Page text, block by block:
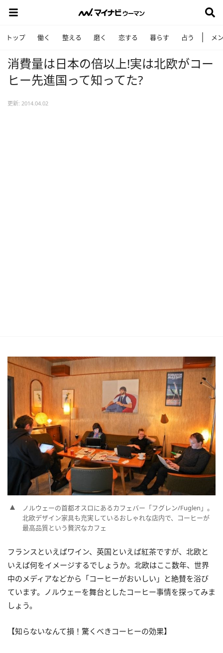
トップ 働く 整える 磨く 恋する 暮らす 占う メ
消費量は日本の倍以上!実は北欧がコー
ヒー先進国って知ってた?
更新: 2014.04.02
ノルウェーの首都オスロにあるカフェバー「フグレン/Fuglen」。
北欧デザイン家具も充実しているおしゃれな店内で、コーヒーが
最高品質という贅沢なカフェ
フランスといえばワイン、英国といえば紅茶ですが、北欧と
いえば何をイメージするでしょうか。北欧はここ数年、世界
中のメディアなどから「コーヒーがおいしい」と絶賛を浴び
ています。ノルウェーを舞台としたコーヒー事情を探ってみま
しょう。
【知らないなんて損！驚くべきコーヒーの効果】